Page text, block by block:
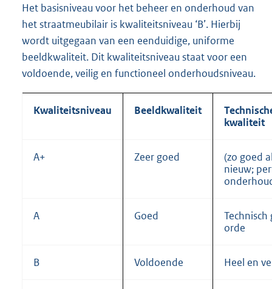
Het basisniveau voor het beheer en onderhoud van
het straatmeubilair is kwaliteitsniveau ‘B’. Hierbij
wordt uitgegaan van een eenduidige, uniforme
beeldkwaliteit. Dit kwaliteitsniveau staat voor een
voldoende, veilig en functioneel onderhoudsniveau.
Kwaliteitsniveau Beeldkwaliteit
kwaliteit
A+ Zeer goed
(zo goed
nieuw;
A Goed
Technisch
orde
B Voldoende Heel en